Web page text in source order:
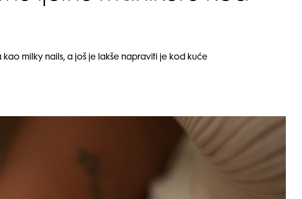
milky nails, a još je lakše napraviti je kod kuće